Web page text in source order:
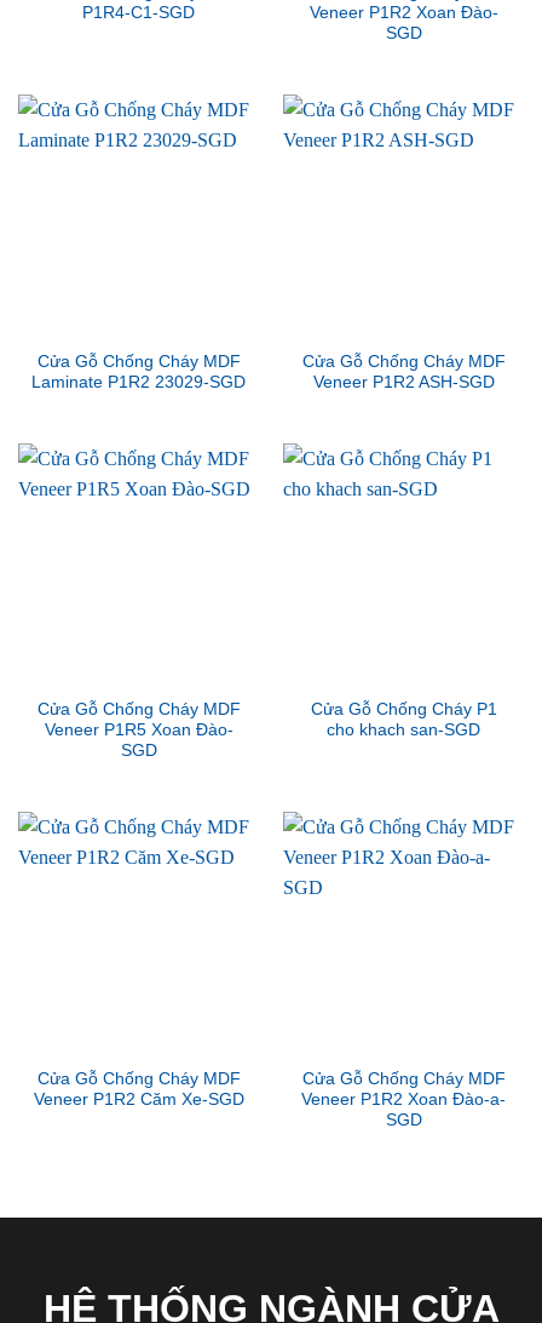
P1R4-C1-SGD
Veneer P1R2 Xoan Đào-
SGD
Cửa Gỗ Chống Cháy MDF
Laminate P1R2 23029-SGD
Cửa Gỗ Chống Cháy MDF
Veneer P1R2 ASH-SGD
Cửa Gỗ Chống Cháy MDF
Veneer P1R5 Xoan Đào-
SGD
Cửa Gỗ Chống Cháy P1
cho khach san-SGD
Cửa Gỗ Chống Cháy MDF
Veneer P1R2 Căm Xe-SGD
Cửa Gỗ Chống Cháy MDF
Veneer P1R2 Xoan Đào-a-
SGD
HỆ THỐNG NGÀNH CỬA